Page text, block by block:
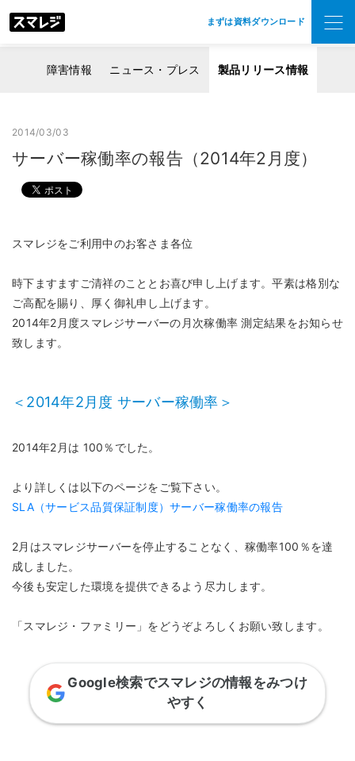
まずは資料ダウンロード
障害情報 ニュース・プレス 製品リリース情報
2014/03/03
サーバー稼働率の報告（2014年2月度）
スマレジをご利用中のお客さま各位
時下ますますご清祥のこととお喜び申し上げます。平素は格別な
ご高配を賜り、厚く御礼申し上げます。
2014年2月度スマレジサーバーの月次稼働率 測定結果をお知らせ
致します。
＜2014年2月度 サーバー稼働率＞
2014年2月は 100％でした。
より詳しくは以下のページをご覧下さい。
SLA（サービス品質保証制度）サーバー稼働率の報告
2月はスマレジサーバーを停止することなく、稼働率100％を達
成しました。
今後も安定した環境を提供できるよう尽力します。
「スマレジ・ファミリー」をどうぞよろしくお願い致します。
Google検索でスマレジの情報をみつけ
やすく